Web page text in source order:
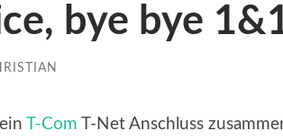
bye bye
T-Com T-Net Anschluss